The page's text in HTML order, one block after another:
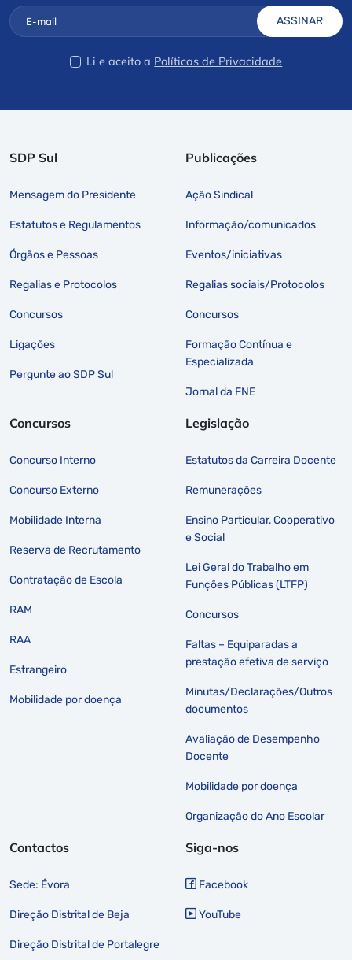
ASSINAR
Li e aceito a Políticas de Privacidade
SDP Sul
Mensagem do Presidente
Estatutos e Regulamentos
Órgãos e Pessoas
Regalias e Protocolos
Concursos
Ligações
Pergunte ao SDP Sul
Publicações
Ação Sindical
Informação/comunicados
Eventos/iniciativas
Regalias sociais/Protocolos
Concursos
Formação Contínua e
Especializada
Jornal da FNE
Concursos
Concurso Interno
Concurso Externo
Mobilidade Interna
Reserva de Recrutamento
Contratação de Escola
RAM
RAA
Estrangeiro
Mobilidade por doença
Legislação
Estatutos da Carreira Docente
Remunerações
Ensino Particular, Cooperativo
e Social
Lei Geral do Trabalho em
Funções Públicas (LTFP)
Concursos
Faltas – Equiparadas a
prestação efetiva de serviço
Minutas/Declarações/Outros
documentos
Avaliação de Desempenho
Docente
Mobilidade por doença
Organização do Ano Escolar
Contactos
Sede: Évora
Direção Distrital de Beja
Direção Distrital de Portalegre
Siga-nos
Facebook
YouTube